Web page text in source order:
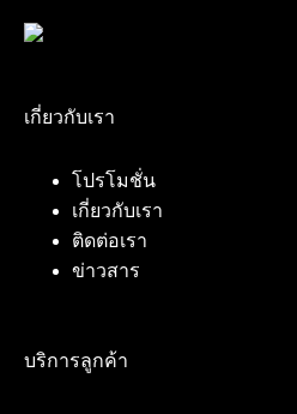
เกี่ยวกับเรา
โปรโมชั่น
เกี่ยวกับเรา
ติดต่อเรา
ข่าวสาร
บริการลูกค้า